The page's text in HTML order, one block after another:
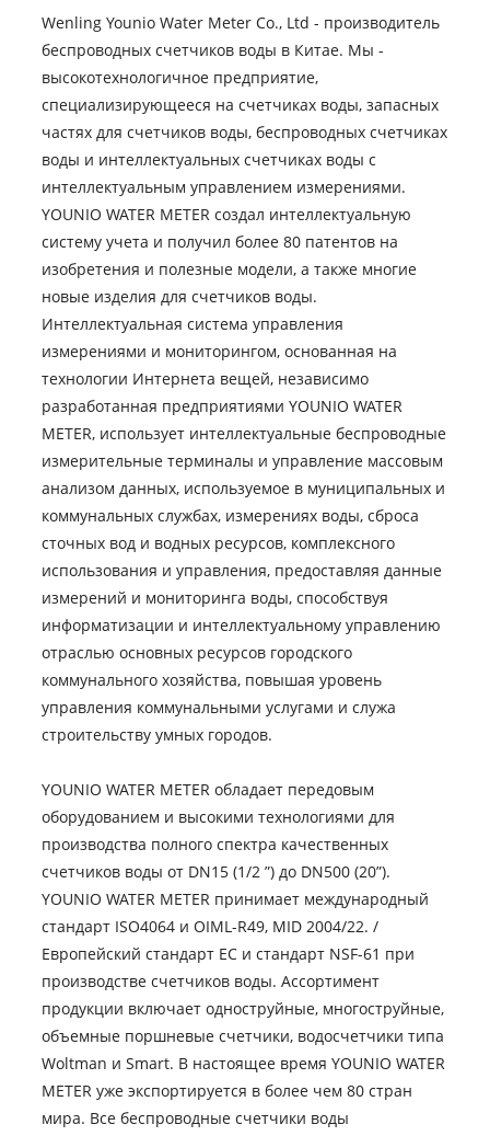
Wenling Younio Water Meter Co., Ltd - производитель
беспроводных счетчиков воды в Китае. Мы -
высокотехнологичное предприятие,
специализирующееся на счетчиках воды, запасных
частях для счетчиков воды, беспроводных счетчиках
воды и интеллектуальных счетчиках воды с
интеллектуальным управлением измерениями.
YOUNIO WATER METER создал интеллектуальную
систему учета и получил более 80 патентов на
изобретения и полезные модели, а также многие
новые изделия для счетчиков воды.
Интеллектуальная система управления
измерениями и мониторингом, основанная на
технологии Интернета вещей, независимо
разработанная предприятиями YOUNIO WATER
METER, использует интеллектуальные беспроводные
измерительные терминалы и управление массовым
анализом данных, используемое в муниципальных и
коммунальных службах, измерениях воды, сброса
сточных вод и водных ресурсов, комплексного
использования и управления, предоставляя данные
измерений и мониторинга воды, способствуя
информатизации и интеллектуальному управлению
отраслью основных ресурсов городского
коммунального хозяйства, повышая уровень
управления коммунальными услугами и служа
строительству умных городов.
YOUNIO WATER METER обладает передовым
оборудованием и высокими технологиями для
производства полного спектра качественных
счетчиков воды от DN15 (1/2 ”) до DN500 (20”).
YOUNIO WATER METER принимает международный
стандарт ISO4064 и OIML-R49, MID 2004/22. /
Европейский стандарт EC и стандарт NSF-61 при
производстве счетчиков воды. Ассортимент
продукции включает одноструйные, многоструйные,
объемные поршневые счетчики, водосчетчики типа
Woltman и Smart. В настоящее время YOUNIO WATER
METER уже экспортируется в более чем 80 стран
мира. Все беспроводные счетчики воды